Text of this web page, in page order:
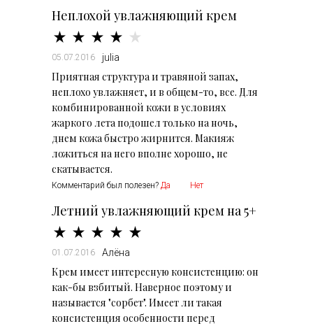
Неплохой увлажняющий крем
05.07.2016 julia
Приятная структура и травяной запах,
неплохо увлажняет, и в общем-то, все. Для
комбинированной кожи в условиях
жаркого лета подошел только на ночь,
днем кожа быстро жирнится. Макияж
ложиться на него вполне хорошо, не
скатывается.
Комментарий был полезен? Да Нет
Летний увлажняющий крем на 5+
01.07.2016 Алёна
Крем имеет интересную консистенцию: он
как-бы взбитый. Наверное поэтому и
называется "сорбет". Имеет ли такая
консистенция особенности перед